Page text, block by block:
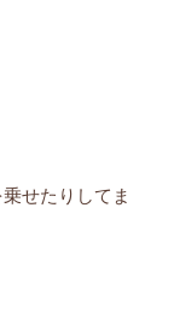
せたりしてま